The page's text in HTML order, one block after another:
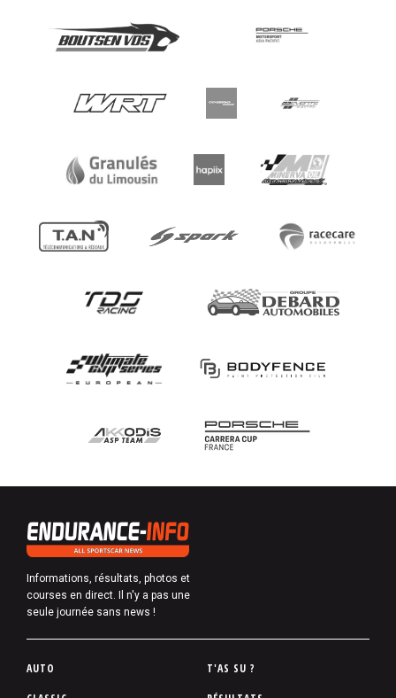
Informations, résultats, photos et
courses en direct. Il n'y a pas une
seule journée sans news !
P
AUTO
T'AS SU ?